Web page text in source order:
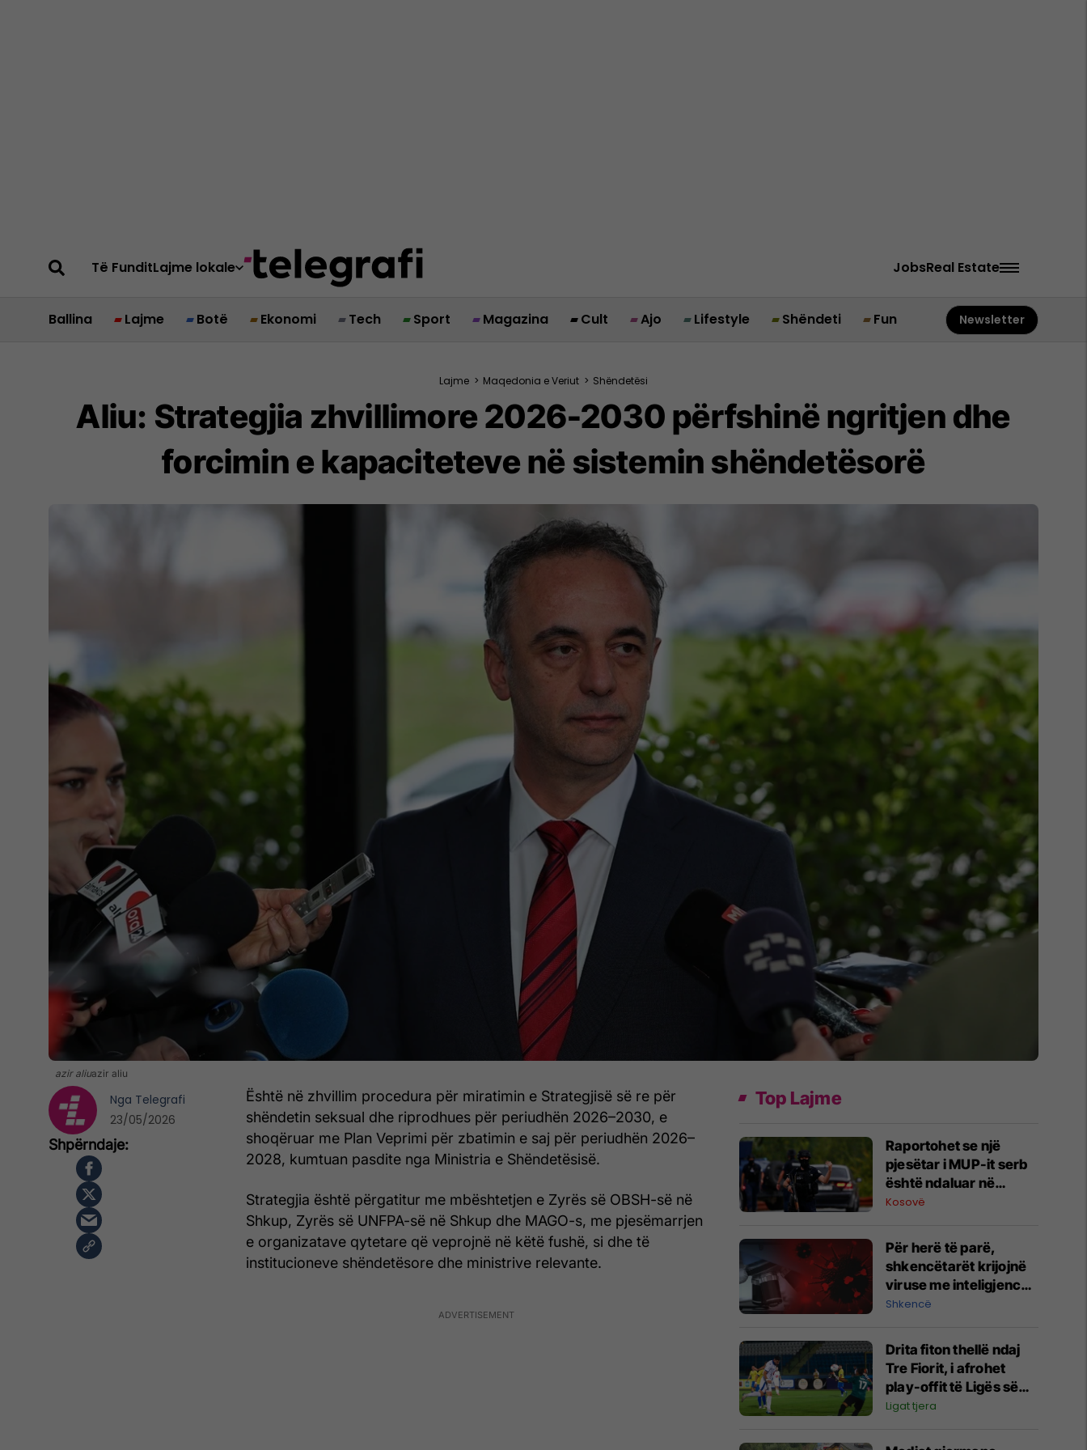
Të FunditLajme lokale JobsReal Estate
Ballina Lajme Botë Ekonomi Tech Sport Magazina Cult Ajo Lifestyle Shëndeti Fun Newsletter
Lajme > Maqedonia e Veriut > Shëndetësi
Aliu: Strategjia zhvillimore 2026-2030 përfshinë ngritjen dhe
forcimin e kapaciteteve në sistemin shëndetësorë
azir aliuazir aliu
Është në zhvillim procedura për miratimin e Strategjisë së re për
shëndetin seksual dhe riprodhues për periudhën 2026–2030, e
shoqëruar me Plan Veprimi për zbatimin e saj për periudhën 2026–
2028, kumtuan pasdite nga Ministria e Shëndetësisë.
Strategjia është përgatitur me mbështetjen e Zyrës së OBSH-së në
Shkup, Zyrës së UNFPA-së në Shkup dhe MAGO-s, me pjesëmarrjen
e organizatave qytetare që veprojnë në këtë fushë, si dhe të
institucioneve shëndetësore dhe ministrive relevante.
Nga Telegrafi
23/05/2026
Top Lajme
Raportohet se një
pjesëtar i MUP-it serb
është ndaluar në
Jarinë
Kosovë
Për herë të parë,
shkencëtarët krijojnë
viruse me inteligjencë
artificiale
Shkencë
Drita fiton thellë ndaj
Tre Fiorit, i afrohet
play-offit të Ligës së
Konferencës
Ligat tjera